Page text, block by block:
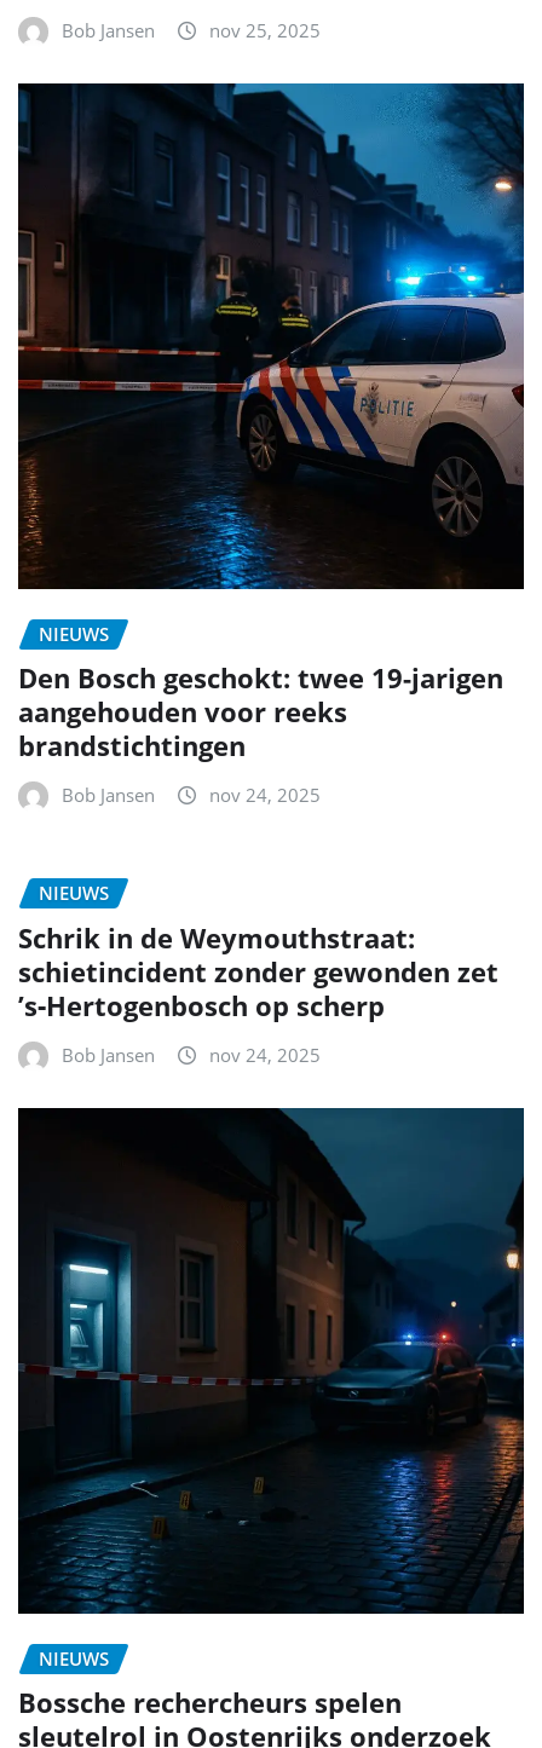
Bob Jansen nov 25, 2025
NIEUWS
Den Bosch geschokt: twee 19-jarigen
aangehouden voor reeks
brandstichtingen
Bob Jansen nov 24, 2025
NIEUWS
Schrik in de Weymouthstraat:
schietincident zonder gewonden zet
’s‑Hertogenbosch op scherp
Bob Jansen nov 24, 2025
NIEUWS
Bossche rechercheurs spelen
sleutelrol in Oostenrijks onderzoek